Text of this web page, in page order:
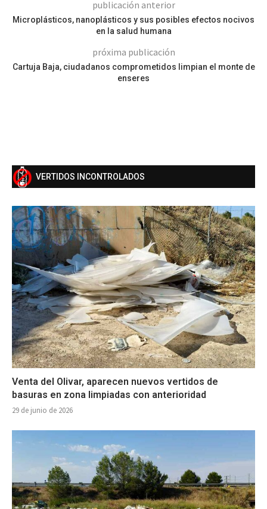
publicación anterior
Microplásticos, nanoplásticos y sus posibles efectos nocivos
en la salud humana
próxima publicación
Cartuja Baja, ciudadanos comprometidos limpian el monte de
enseres
VERTIDOS INCONTROLADOS
Venta del Olivar, aparecen nuevos vertidos de
basuras en zona limpiadas con anterioridad
29 de junio de 2026